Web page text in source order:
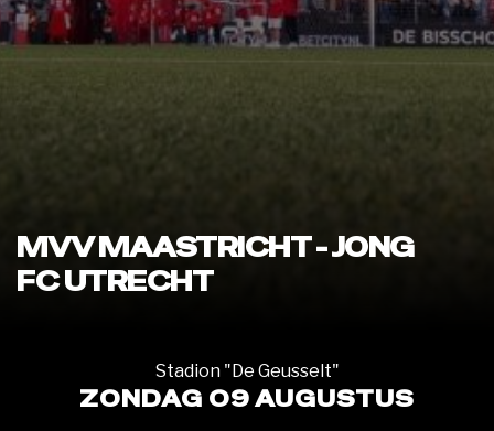
MVV MAASTRICHT - JONG
FC UTRECHT
Stadion "De Geusselt"
ZONDAG 09 AUGUSTUS